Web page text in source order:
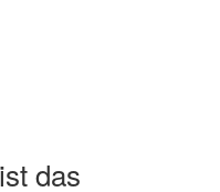
das